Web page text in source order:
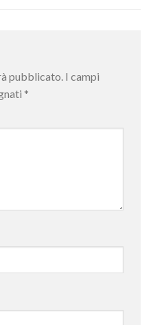
pubblicato. I campi
*